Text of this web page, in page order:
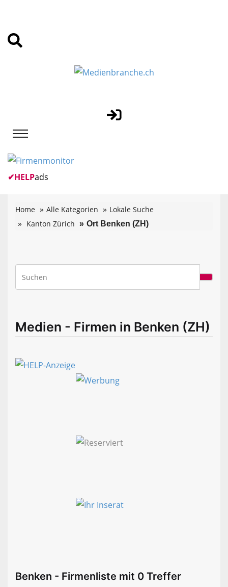
✔HELPads
Home Alle Kategorien
Lokale Suche
Kanton Zürich
Ort Benken (ZH)
Medien - Firmen in Benken (ZH)
Benken - Firmenliste mit 0 Treffer